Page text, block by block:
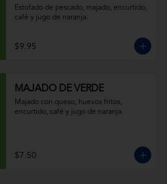
Estofado de pescado, majado, encurtido,
café y jugo de naranja.
$9.95
MAJADO DE VERDE
Majado con queso, huevos fritos,
encurtido, café y jugo de naranja.
$7.50